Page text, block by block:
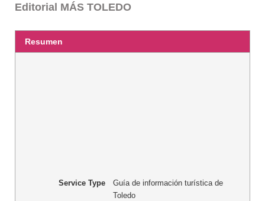
Editorial MÁS TOLEDO
Resumen
Service Type
Guía de información turística de
Toledo